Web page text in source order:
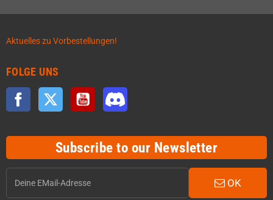
Aktuelles zu Vorbestellungen!
FOLGE UNS
Facebook Twitter YouTube
Subscribe to our Newsletter
OK